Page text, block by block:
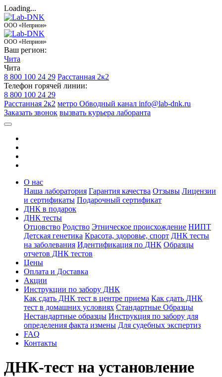
Loading...
ООО «Неприон»
ООО «Неприон»
Ваш регион:
Чита
Чита
8 800 100 24 29 Расстанная 2к2
Телефон горячей линии:
8 800 100 24 29
Расстанная 2к2 метро Обводный канал info@lab-dnk.ru
Заказать звонок вызвать курьера лаборанта
О нас
Наша лаборатория Гарантия качества Отзывы Лицензии
и сертификаты Подарочный сертификат
ДНК в подарок
ДНК тесты
Отцовство Родство Этническое происхождение НИПТ
Детская генетика Красота, здоровье, спорт ДНК тесты
на заболевания Идентификация по ДНК Образцы
отчетов ДНК тестов
Цены
Оплата и Доставка
Акции
Инструкции по забору ДНК
Как сдать ДНК тест в центре приема Как сдать ДНК
тест в домашних условиях Стандартные Образцы
Нестандартные образцы Инструкция по забору для
определения факта измены Для судебных экспертиз
FAQ
Контакты
ДНК-тест на установление